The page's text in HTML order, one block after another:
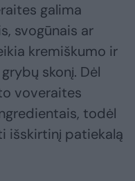
galima
svogūnais ar
kremiškumo ir
skonį. Dėl
voveraites
todėl
išskirtinį patiekalą